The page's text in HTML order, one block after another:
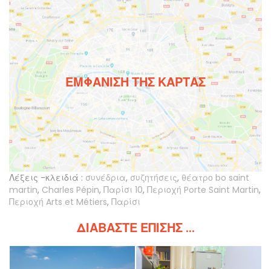
ΕΜΦΆΝΙΣΗ ΤΗΣ ΚΆΡΤΑΣ
Λέξεις -κλειδιά : συνέδρια, συζητήσεις, θέατρο bo saint
martin, Charles Pépin, Παρίσι 10, Περιοχή Porte Saint Martin,
Περιοχή Arts et Métiers, Παρίσι
ΔΙΑΒΆΣΤΕ ΕΠΊΣΗΣ ...